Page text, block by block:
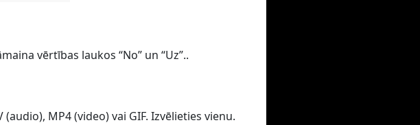
vērtības laukos “No” un “Uz”..
MP4 (video) vai GIF. Izvēlieties vienu.